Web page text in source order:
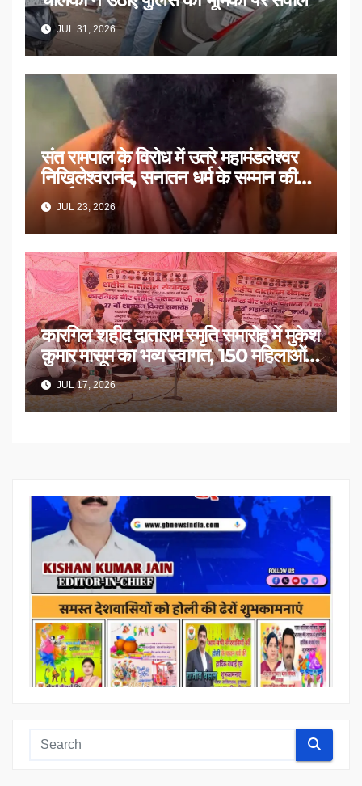
JUL 31, 2026
संत रामपाल के विरोध में उतरे महामंडलेश्वर
निखिलेश्वरानंद, सनातन धर्म के सम्मान की
उठाई मांग
JUL 23, 2026
कारगिल शहीद दाताराम स्मृति समारोह में मुकेश
कुमार मासूम का भव्य स्वागत, 150 महिलाओं
का सम्मान
JUL 17, 2026